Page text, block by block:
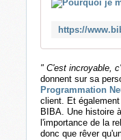
" C'est incroyable,
donnent sur sa
Programmation
client. Et
BIBA. Une histoire
l'importance de la
donc que rêver